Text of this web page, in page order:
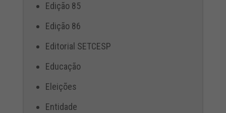
Edição 85
Edição 86
Editorial SETCESP
Educação
Eleições
Entidade